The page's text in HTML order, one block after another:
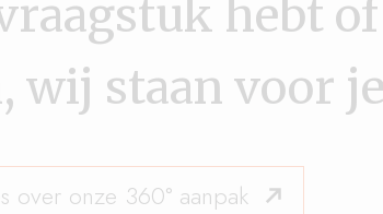
hebt
wij staan voor
over onze 360° aanpak